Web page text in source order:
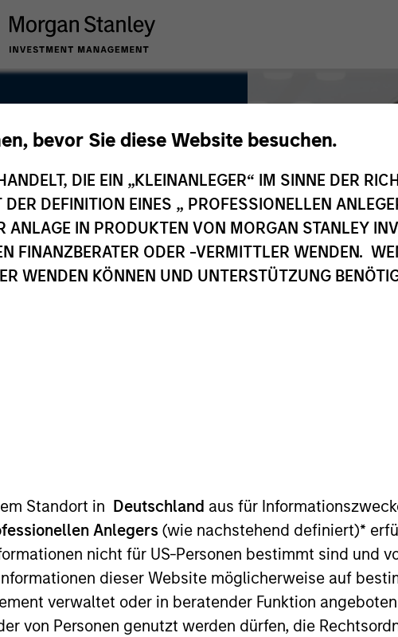
bevor Sie diese Website besuchen.
DIE EIN „KLEINANLEGER“ IM SINNE DER
DEFINITION EINES „ PROFESSIONELLEN
ANLAGE IN PRODUKTEN VON MORGAN STANLEY
FINANZBERATER ODER -VERMITTLER WENDEN.
WENDEN KÖNNEN UND UNTERSTÜTZUNG
Standort in Deutschland aus für
Anlegers (wie nachstehend definiert)*
nicht für US-Personen bestimmt sind und
dieser Website möglicherweise auf
verwaltet oder in beratender Funktion
von Personen genutzt werden dürfen, die
joined Morgan Stanley in 2001. Lai-Ming began her
she worked at Crown Agents Asset Management where